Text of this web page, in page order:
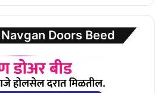
Navgan Doors Beed